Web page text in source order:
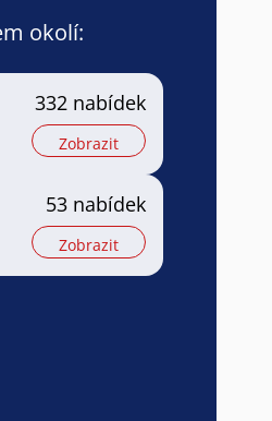
okolí:
332 nabídek
Zobrazit
53 nabídek
Zobrazit